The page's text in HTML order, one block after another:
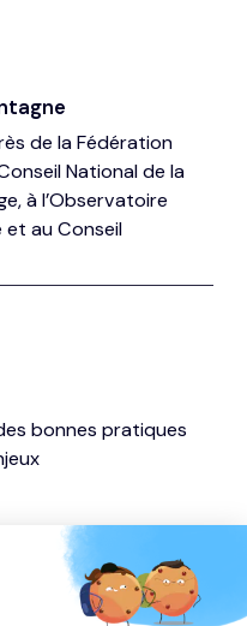
de la Fédération
National de la
à l’Observatoire
et au Conseil
bonnes pratiques